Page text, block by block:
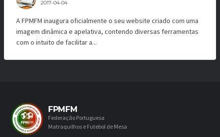
2017-04-04
A FPMFM inaugura oficialmente o seu website criado com uma
imagem dinâmica e apelativa, contendo diversas ferramentas
com o intuito de facilitar a...
FPMFM
Federação Portuguesa
Matraquilhos e Futebol de Mesa